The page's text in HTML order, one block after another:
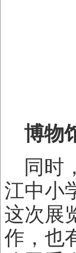
博物
同时
江中小
这次展
作，也